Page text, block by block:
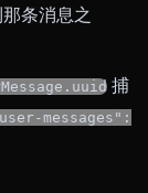
条消息之
捕
messages":